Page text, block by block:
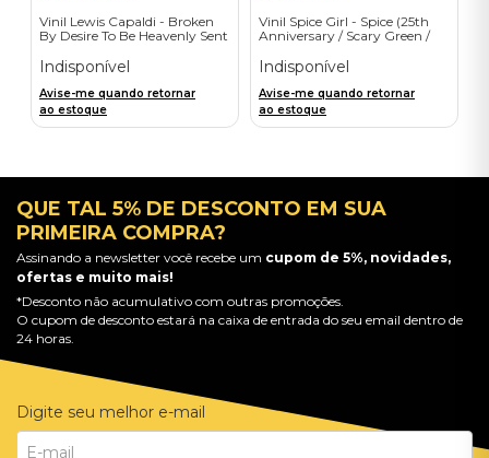
Vinil Lewis Capaldi - Broken
By Desire To Be Heavenly Sent
Indisponível
Avise-me quando retornar
ao estoque
Vinil Spice Girl - Spice (25th
Anniversary / Scary Green /
Indisponível
Avise-me quando retornar
ao estoque
QUE TAL 5% DE DESCONTO EM SUA
PRIMEIRA COMPRA?
Assinando a newsletter você recebe um cupom de 5%, novidades,
ofertas e muito mais!
*Desconto não acumulativo com outras promoções.
O cupom de desconto estará na caixa de entrada do seu email dentro de
24 horas.
Digite seu melhor e-mail